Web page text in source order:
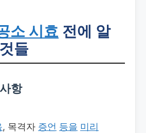
소 시효 전에 알
들
항
, 목격자 증언 등을 미리